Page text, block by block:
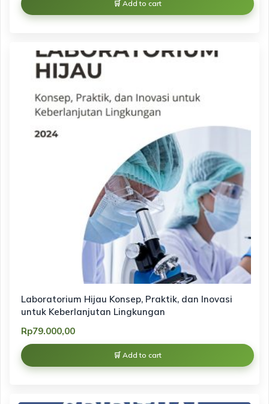
Add to cart
Laboratorium Hijau Konsep, Praktik, dan Inovasi
untuk Keberlanjutan Lingkungan
Rp79.000,00
Add to cart